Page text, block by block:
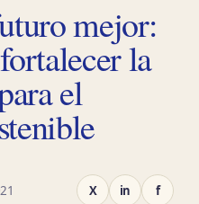
mejor:
la
el
X in f